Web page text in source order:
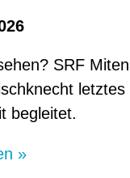
SRF
letztes
begleitet.
»